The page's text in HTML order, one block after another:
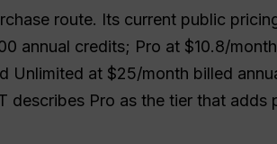
route. Its current public
annual credits; Pro at $10.8/
Unlimited at $25/month billed
describes Pro as the tier that